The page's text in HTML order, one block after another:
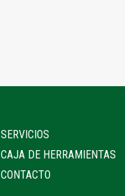
SERVICIOS
CAJA DE HERRAMIENTAS
CONTACTO